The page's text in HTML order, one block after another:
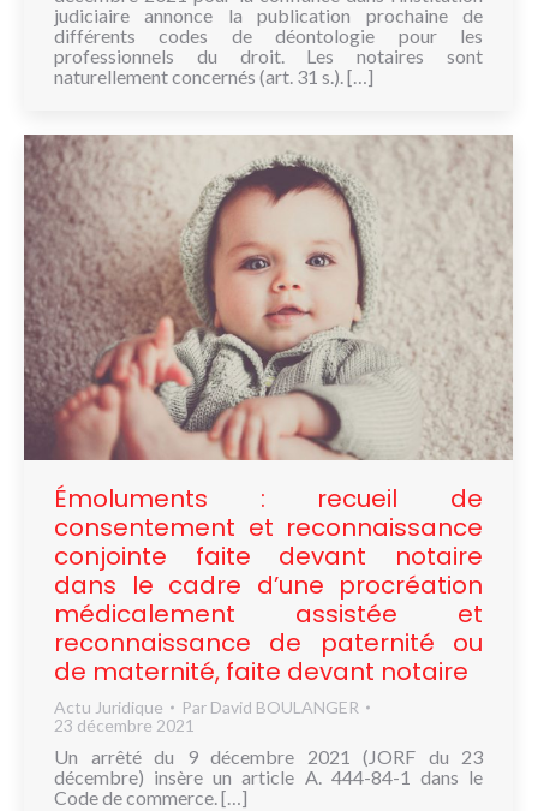
judiciaire annonce la publication prochaine de
différents codes de déontologie pour les
professionnels du droit. Les notaires sont
naturellement concernés (art. 31 s.). […]
Émoluments : recueil de
consentement et reconnaissance
conjointe faite devant notaire
dans le cadre d’une procréation
médicalement assistée et
reconnaissance de paternité ou
de maternité, faite devant notaire
Actu Juridique Par David BOULANGER
23 décembre 2021
Un arrêté du 9 décembre 2021 (JORF du 23
décembre) insère un article A. 444-84-1 dans le
Code de commerce. […]